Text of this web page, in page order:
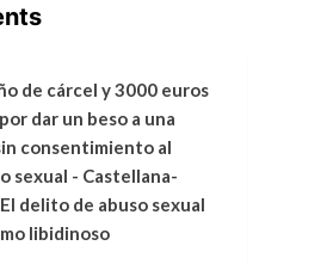
de cárcel y 3000 euros
dar un beso a una
consentimiento al
sexual - Castellana-
El delito de abuso sexual
libidinoso